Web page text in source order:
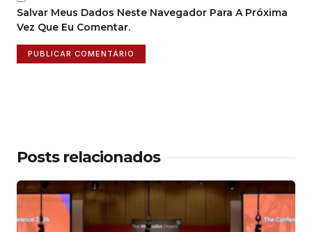
Salvar Meus Dados Neste Navegador Para A Próxima
Vez Que Eu Comentar.
Posts relacionados